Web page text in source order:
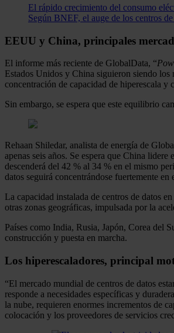
El rápido crecimiento del consumo
Según BNEF, el auge de los centros
EEUU y China, principales
El informe más reciente de GlobalData, “
Estados Unidos y China siguieron siendo los
concentración de capacidad de hiperescala
Sin embargo, se espera que este equilibrio
Rehaan Shiledar, analista de energía de
apenas seis años. Se espera que China
descenderá del 42 % al 34 % en el mismo
datos seguirá concentrándose fuertemente en
La capacidad instalada de centros de datos
otras zonas geográficas, impulsada por la
Países como India, Rusia, Japón, Corea del
construcción y puesta en marcha.
Los hiperescaladores, principal
“El mercado mundial de centros de datos
responde a necesidades específicas y
la nube, requieren enormes incrementos de
colocación y los proveedores de servicios